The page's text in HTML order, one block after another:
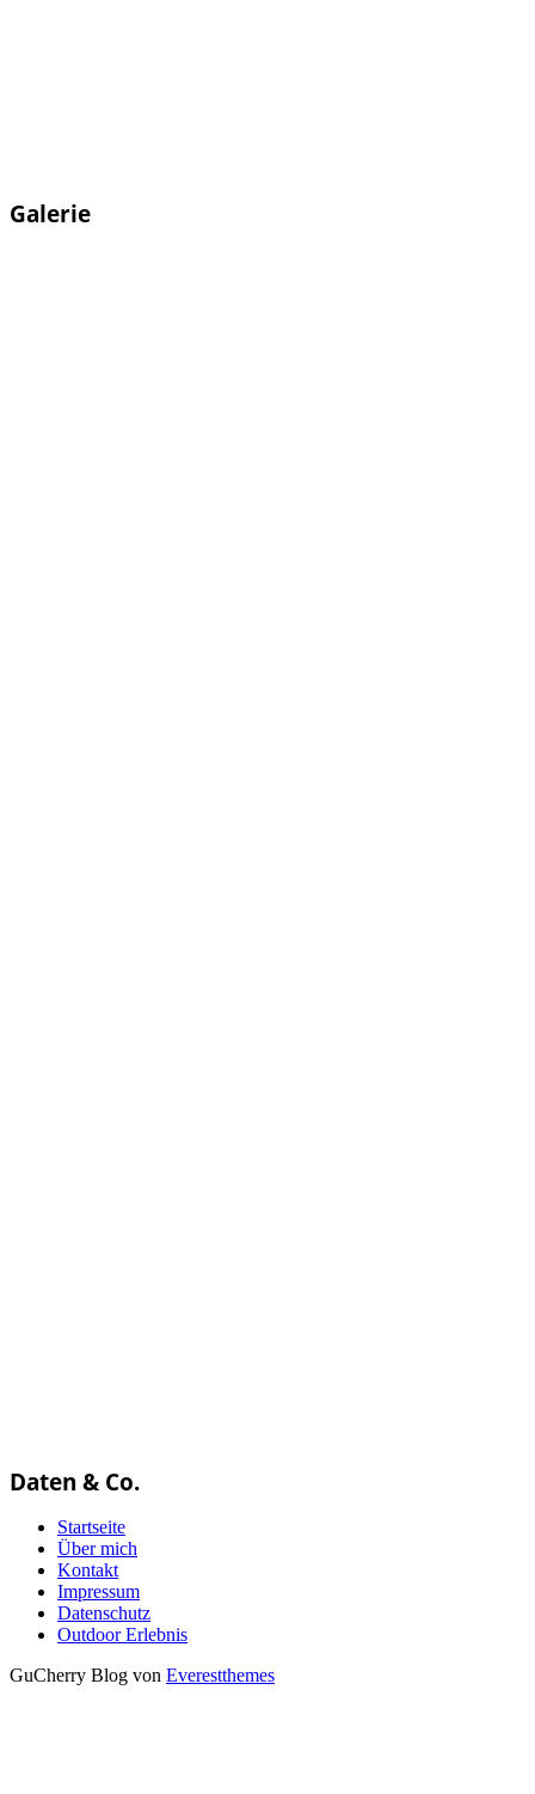
Galerie
Daten & Co.
Startseite
Über mich
Kontakt
Impressum
Datenschutz
Outdoor Erlebnis
GuCherry Blog von Everestthemes